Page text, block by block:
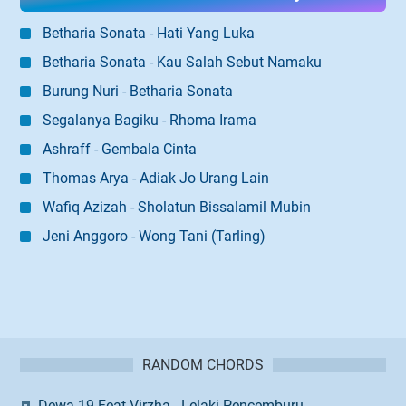
Betharia Sonata - Hati Yang Luka
Betharia Sonata - Kau Salah Sebut Namaku
Burung Nuri - Betharia Sonata
Segalanya Bagiku - Rhoma Irama
Ashraff - Gembala Cinta
Thomas Arya - Adiak Jo Urang Lain
Wafiq Azizah - Sholatun Bissalamil Mubin
Jeni Anggoro - Wong Tani (Tarling)
RANDOM CHORDS